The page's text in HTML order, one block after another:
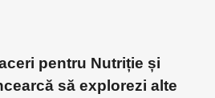
pentru Nutriție și
să explorezi alte